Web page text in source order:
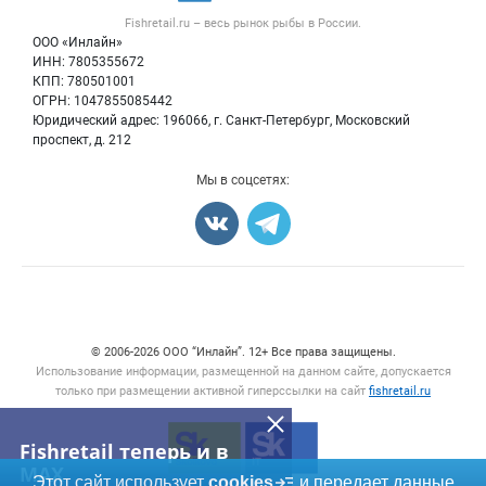
Fishretail теперь и в
MAX
Fishretail.ru – весь рынок рыбы в России.
ООО «Инлайн»
ИНН: 7805355672
КПП: 780501001
ОГРН: 1047855085442
Юридический адрес: 196066, г. Санкт-Петербург, Московский
проспект, д. 212
Политика обработки персональных данных
Блог
Икра
Мы в соцсетях:
© 2006‑2026 ООО “Инлайн”. 12+ Все права защищены.
Использование информации, размещенной на данном сайте, допускается
только при размещении активной гиперссылки на сайт fishretail.ru
Этот сайт использует cookies и передает данные